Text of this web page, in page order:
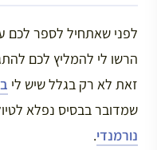
לפני שאתחיל לספר לכם
הרשו לי להמליץ לכם
זאת לא רק בגלל שיש לי
שמדובר בבסיס נפלא
נורמנדי.